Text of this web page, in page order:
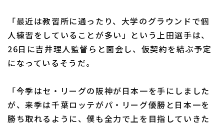
「最近は教習所に通ったり、大学のグラウンドで個
人練習をしていることが多い」という上田選手は、
26日に吉井理人監督らと面会し、仮契約を結ぶ予定
になっているそうだ。
「今季はセ・リーグの阪神が日本一を手にしました
が、来季は千葉ロッテがパ・リーグ優勝と日本一を
勝ち取れるように、僕も全力で上を目指していきた